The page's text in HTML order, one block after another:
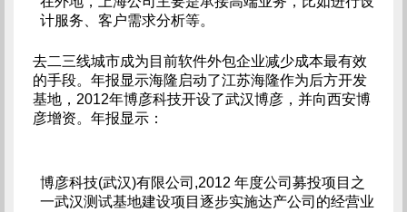
计服务、客户需求分析等。
去二三线城市成为目前软件外包企业减少成本最有效
的手段。年报显示海隆启动了江苏海隆作为后方开发
基地，2012年博彦科技开设了武汉博彦，并向西安博
彦增资。年报显示：
博彦科技(武汉)有限公司,2012 年度公司募投项目之
一武汉测试基地建设项目逐步实施达产公司的经营业